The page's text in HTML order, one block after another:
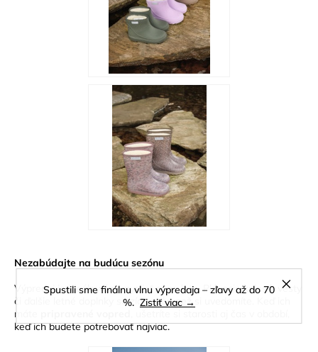
Spustili sme finálnu vlnu výpredaja – zľavy až do 70
%. Zistiť viac →
Nezabúdajte na budúcu sezónu
Výpredaj je ideálny čas myslieť aj na leto. Plávacie kolesá, vesty
či ďalšie letné doplnky sa zídu skôr, než si uvedomíte. Keď ich
máte
keď ich budete potrebovať najviac.